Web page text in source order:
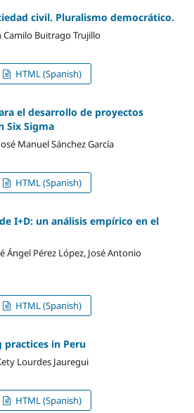
civil. Pluralismo democrático.
Camilo Buitrago Trujillo
HTML (Spanish)
el desarrollo de proyectos
Six Sigma
Manuel Sánchez García
HTML (Spanish)
I+D: un análisis empírico en el
Ángel Pérez López, José Antonio
HTML (Spanish)
in Peru
Lourdes Jauregui
HTML (Spanish)